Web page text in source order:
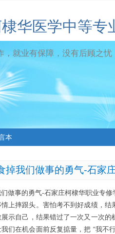
华医学中等专
，就业有保障，没有后顾之忧
本
掉我们做事的勇气-石家
做事的勇气-石家庄柯棣华职业专
上摔跟头。害怕考不到好成绩，
展示自己，结果错过了一次又一次
们在机会面前反复掂量，把 “我不